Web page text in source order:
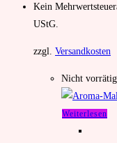
Kein
UStG.
zzgl. Versandkosten
Nicht vorrätig
Weiterlesen